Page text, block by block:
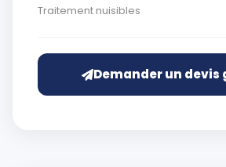
Traitement nuisibles
Demander un